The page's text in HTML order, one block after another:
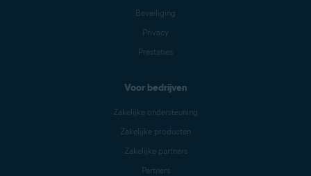
Beveiliging
Privacy
Prestaties
Voor bedrijven
Zakelijke ondersteuning
Zakelijke producten
Zakelijke partners
Partners